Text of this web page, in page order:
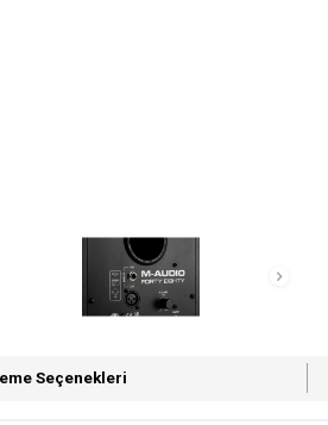
Seçenekleri